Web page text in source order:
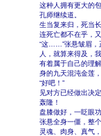
这种人拥有更大的
孔师继续道。
生当复来归，死当
连死亡都不在乎，
“这……”张悬皱眉，
人，就算来得及，
有着属于自己的理
身的九天混沌金莲
“好吧！”
见对方已经做出决
轰隆！
盘膝做好，一眨眼
张悬全身一僵，整
灵魂、肉身、真气